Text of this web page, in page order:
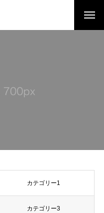
カテゴリー1
カテゴリー3